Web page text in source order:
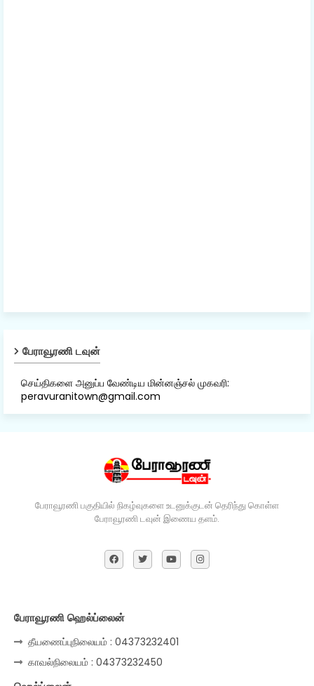
பேராவூரணி டவுன்
செய்திகளை அனுப்ப வேண்டிய மின்னஞ்சல் முகவரி:
peravuranitown@gmail.com
பேராவூரணி பகுதியில் நிகழ்வுகளை உடனுக்குடன் தெரிந்து கொள்ள
பேராவூரணி டவுன் இணைய தளம்.
பேராவூரணி ஹெல்ப்லைன்
தீயணைப்புநிலையம் : 04373232401
காவல்நிலையம் : 04373232450